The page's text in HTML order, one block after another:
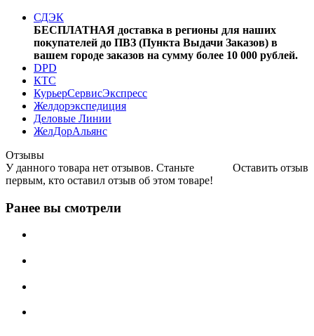
СДЭК
БЕСПЛАТНАЯ доставка в регионы для наших
покупателей до ПВЗ (Пункта Выдачи Заказов) в
вашем городе заказов на сумму более 10 000 рублей.
DPD
КТС
КурьерСервисЭкспресс
Желдорэкспедиция
Деловые Линии
ЖелДорАльянс
Отзывы
Оставить отзыв
У данного товара нет отзывов. Станьте
первым, кто оставил отзыв об этом товаре!
Ранее вы смотрели